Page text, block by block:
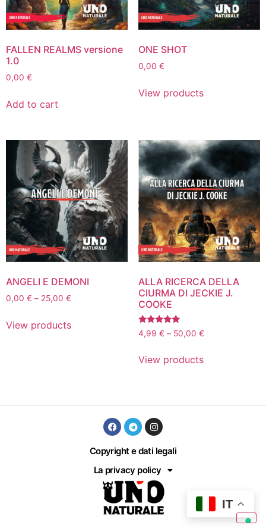
FALLEN REALMS versione
1.0
0,00 €
Add to cart
ONE SHOT
0,00 €
View products
ANGELI E DEMONI
0,00 € – 25,00 €
View products
ALLA RICERCA DELLA
CIURMA DI JECKIE J.
COOKE
Rated
5.00
4,99 € – 50,00 €
View products
Copyright e dati legali
La privacy policy
IT